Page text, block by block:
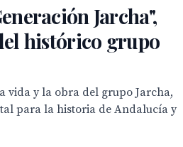
Jarcha",
histórico grupo
vida y la obra del grupo Jarcha,
para la historia de Andalucía y